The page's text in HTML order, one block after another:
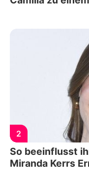
2
So beeinflusst
Miranda Kerrs